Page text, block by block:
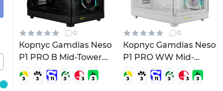
0
Корпус Gamdias Neso
P1 PRO B Mid-Tower
PC Case
(4711514500424)
0
Корпус Gamdias Neso
P1 PRO WW Mid-
Tower PC Case
(4711514500431)